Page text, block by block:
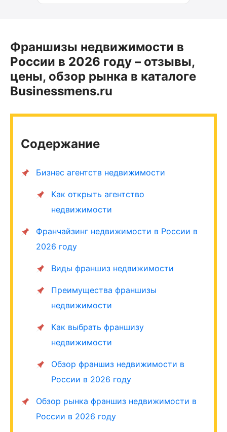
Франшизы недвижимости в
России в 2026 году – отзывы,
цены, обзор рынка в каталоге
Businessmens.ru
Содержание
Бизнес агентств недвижимости
Как открыть агентство
недвижимости
Франчайзинг недвижимости в России в
2026 году
Виды франшиз недвижимости
Преимущества франшизы
недвижимости
Как выбрать франшизу
недвижимости
Обзор франшиз недвижимости в
России в 2026 году
Обзор рынка франшиз недвижимости в
России в 2026 году